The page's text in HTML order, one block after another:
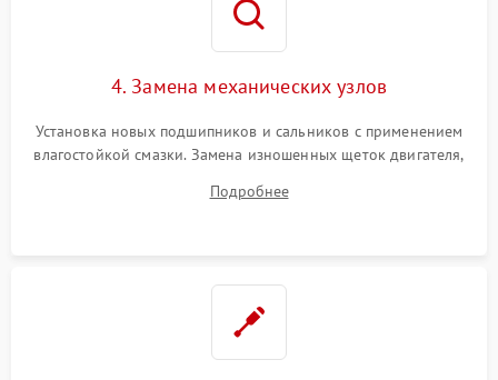
4. Замена механических узлов
Установка новых подшипников и сальников с применением
влагостойкой смазки. Замена изношенных щеток двигателя,
или поврежденной резиновой манжеты.
Подробнее